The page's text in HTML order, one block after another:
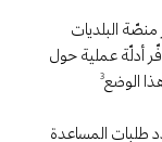
البلديات
أدلّة عملية حول
الوضع3
طلبات المساعدة